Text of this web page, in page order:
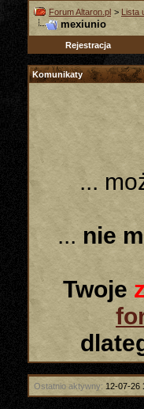
Forum Altaron.pl > Lista
mexiunio
Rejestracja
Komunikaty
...
... nie
Twoje
Ostatnio aktywny: 12-07-26